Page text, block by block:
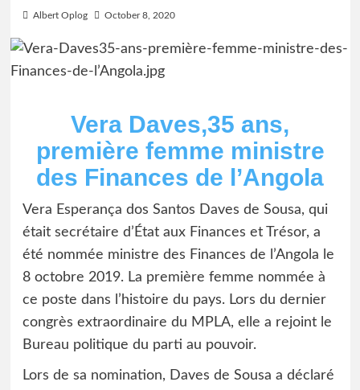
Albert Oplog October 8, 2020
Vera Daves,35 ans,
première femme ministre
des Finances de l’Angola
Vera Esperança dos Santos Daves de Sousa, qui
était secrétaire d’État aux Finances et Trésor, a
été nommée ministre des Finances de l’Angola le
8 octobre 2019. La première femme nommée à
ce poste dans l’histoire du pays. Lors du dernier
congrès extraordinaire du MPLA, elle a rejoint le
Bureau politique du parti au pouvoir.
Lors de sa nomination, Daves de Sousa a déclaré